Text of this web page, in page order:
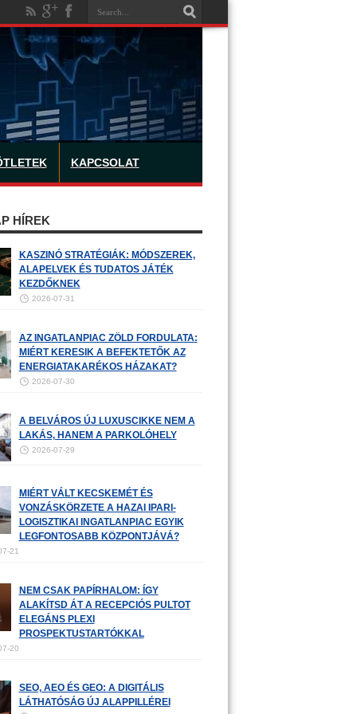
KAPCSOLAT
HÍREK
KASZINÓ STRATÉGIÁK: MÓDSZEREK,
ALAPELVEK ÉS TUDATOS JÁTÉK
KEZDŐKNEK
2026-07-31
AZ INGATLANPIAC ZÖLD FORDULATA:
MIÉRT KERESIK A BEFEKTETŐK AZ
ENERGIATAKARÉKOS HÁZAKAT?
2026-07-30
A BELVÁROS ÚJ LUXUSCIKKE NEM A
LAKÁS, HANEM A PARKOLÓHELY
2026-07-29
MIÉRT VÁLT KECSKEMÉT ÉS
VONZÁSKÖRZETE A HAZAI IPARI-
LOGISZTIKAI INGATLANPIAC EGYIK
LEGFONTOSABB KÖZPONTJÁVÁ?
21
NEM CSAK PAPÍRHALOM: ÍGY
ALAKÍTSD ÁT A RECEPCIÓS PULTOT
ELEGÁNS PLEXI
PROSPEKTUSTARTÓKKAL
20
SEO, AEO ÉS GEO: A DIGITÁLIS
LÁTHATÓSÁG ÚJ ALAPPILLÉREI